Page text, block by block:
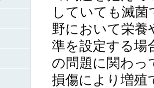
していても滅
野において栄養
準を設定する場
の問題に関わっ
損傷により増殖